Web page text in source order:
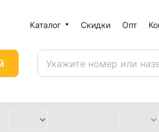
Каталог Скидки Опт